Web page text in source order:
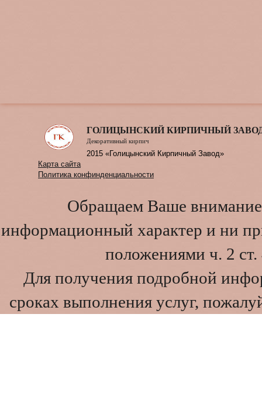
ГОЛИЦЫНСКИЙ КИРПИЧНЫЙ
Декоративный кирпич
2015 «Голицынский Кирпичный Завод»
Карта сайта
Политика конфинденциальности
Обращаем Ваше внимание
информационный характер и ни
положениями ч. 2
Для получения подробной
сроках выполнения услуг,